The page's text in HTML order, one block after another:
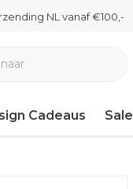
NL vanaf €100,-
Cadeaus Sale